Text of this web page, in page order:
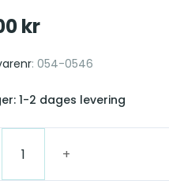
kr
: 054-0546
1-2 dages levering